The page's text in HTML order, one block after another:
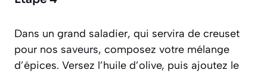
Dans un grand saladier, qui servira de creuset
pour nos saveurs, composez votre mélange
d’épices. Versez l’huile d’olive, puis ajoutez le